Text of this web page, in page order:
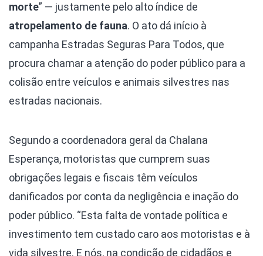
morte” — justamente pelo alto índice de
atropelamento de fauna. O ato dá início à
campanha Estradas Seguras Para Todos, que
procura chamar a atenção do poder público para a
colisão entre veículos e animais silvestres nas
estradas nacionais.
Segundo a coordenadora geral da Chalana
Esperança, motoristas que cumprem suas
obrigações legais e fiscais têm veículos
danificados por conta da negligência e inação do
poder público. “Esta falta de vontade política e
investimento tem custado caro aos motoristas e à
vida silvestre. E nós, na condição de cidadãos e